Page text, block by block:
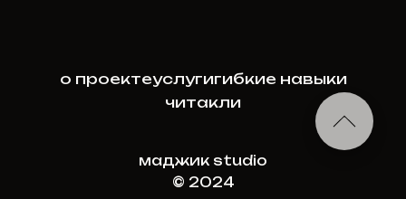
о проектеуслугигибкие навыки
читакли
маджик studio
© 2024